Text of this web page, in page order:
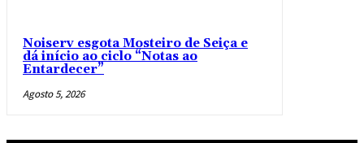
Noiserv esgota Mosteiro de Seiça e
dá início ao ciclo “Notas ao
Entardecer”
Agosto 5, 2026